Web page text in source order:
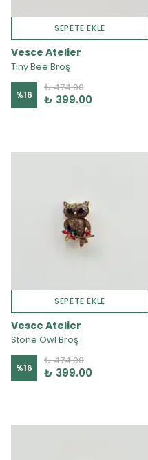
SEPETE EKLE
Vesce Atelier
Tiny Bee Broş
%16
₺ 474.00
₺ 399.00
SEPETE EKLE
Vesce Atelier
Stone Owl Broş
%16
₺ 474.00
₺ 399.00